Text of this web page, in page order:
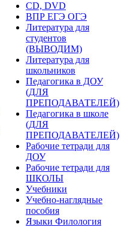
CD, DVD
ВПР ЕГЭ ОГЭ
Литература для
студентов
(ВЫВОДИМ)
Литература для
школьников
Педагогика в ДОУ
(ДЛЯ
ПРЕПОДАВАТЕЛЕЙ)
Педагогика в школе
(ДЛЯ
ПРЕПОДАВАТЕЛЕЙ)
Рабочие тетради для
ДОУ
Рабочие тетради для
ШКОЛЫ
Учебники
Учебно-наглядные
пособия
Языки Филология